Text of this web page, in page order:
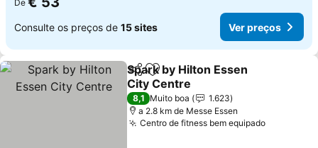
De
Consulte os preços de 15 sites Ver preços
PartilharAdicionar aos favoritos
Spark by Hilton Essen
City Centre
Ver preços
8,1 Muito boa
1.623
a 2.8 km de Messe Essen
Centro de fitness bem equipadoVer